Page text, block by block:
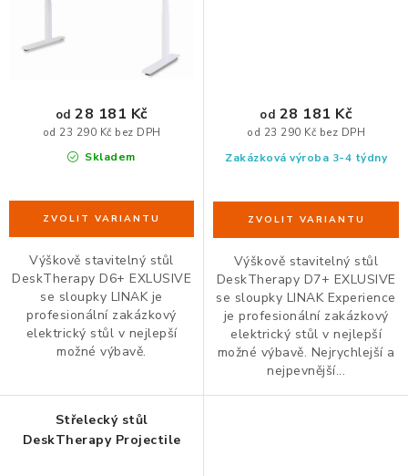
Skladem
od 23 290 Kč bez DPH
od 28 181 Kč
Výškově stavitelný stůl
DeskTherapy D6+ EXLUSIVE
se sloupky LINAK je
profesionální zakázkový
elektrický stůl v nejlepší
možné výbavě.
Zakázková výroba 3-4 týdny
od 23 290 Kč bez DPH
od 28 181 Kč
Výškově stavitelný stůl
DeskTherapy D7+ EXLUSIVE
se sloupky LINAK Experience
je profesionální zakázkový
elektrický stůl v nejlepší
možné výbavě. Nejrychlejší a
nejpevnější...
Střelecký stůl
DeskTherapy Projectile